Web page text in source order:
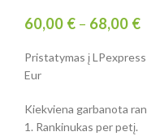
60,00 € – 68,00 €
Pristatymas į
Eur
Kiekviena garbanota
1. Rankinukas per petį.